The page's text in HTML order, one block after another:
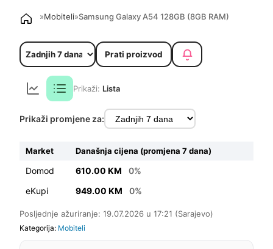
»Mobiteli»Samsung Galaxy A54 128GB (8GB RAM)
Prati proizvod
Prikaži: Lista
Prikaži promjene za:
Market Današnja cijena (promjena 7 dana)
Domod 610.00 KM
0%
eKupi
949.00 KM 0%
Posljednje ažuriranje: 19.07.2026 u 17:21 (Sarajevo)
Kategorija: Mobiteli